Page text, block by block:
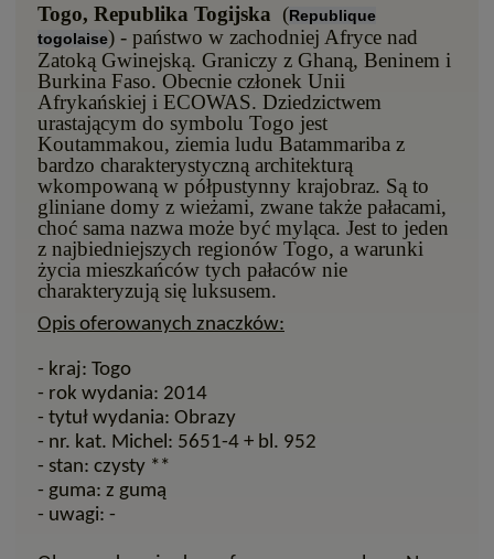
Togo, Republika Togijska (Republique
togolaise) - państwo w zachodniej Afryce nad
Zatoką Gwinejską. Graniczy z Ghaną, Beninem i
Burkina Faso. Obecnie członek Unii
Afrykańskiej i ECOWAS. Dziedzictwem
urastającym do symbolu Togo jest
Koutammakou, ziemia ludu Batammariba z
bardzo charakterystyczną architekturą
wkompowaną w półpustynny krajobraz. Są to
gliniane domy z wieżami, zwane także pałacami,
choć sama nazwa może być myląca. Jest to jeden
z najbiedniejszych regionów Togo, a warunki
życia mieszkańców tych pałaców nie
charakteryzują się luksusem.
Opis oferowanych znaczków:
- kraj: Togo
- rok wydania: 2014
- tytuł wydania: Obrazy
- nr. kat. Michel: 5651-4 + bl. 952
- stan: czysty **
- guma: z gumą
- uwagi: -